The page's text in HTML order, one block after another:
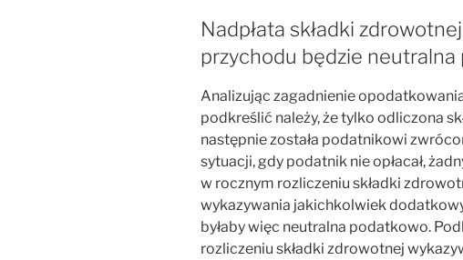
Nadpłata składki
przychodu będzie neutralna
Analizując zagadnienie
podkreślić należy, że tylko odliczona
następnie została podatnikowi
sytuacji, gdy podatnik nie opłacał,
w rocznym rozliczeniu składki
wykazywania jakichkolwiek
byłaby więc neutralna podatkowo.
rozliczeniu składki zdrowotnej